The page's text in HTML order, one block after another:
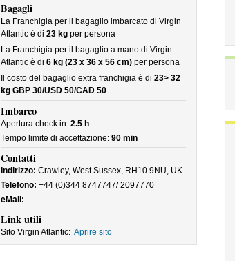
Bagagli
La Franchigia per il bagaglio imbarcato di Virgin
Atlantic è di 23 kgper persona
La Franchigia per il bagaglio a mano di Virgin
Atlantic è di 6 kg (23 x 36 x 56 cm)per persona
Il costo del bagaglio extra franchigia è di 23> 32
kg GBP 30/USD 50/CAD 50
Imbarco
Apertura check in: 2.5 h
Tempo limite di accettazione: 90 min
Contatti
Indirizzo: Crawley, West Sussex, RH10 9NU, UK
Telefono: +44 (0)344 8747747/ 2097770
eMail:
Link utili
Sito Virgin Atlantic: Aprire sito